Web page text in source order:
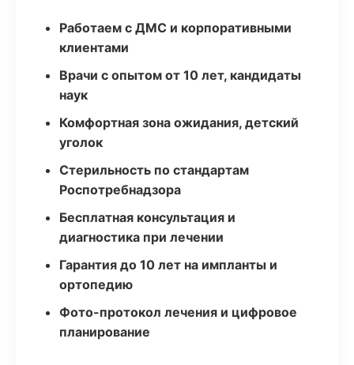
Работаем с ДМС и корпоративными
клиентами
Врачи с опытом от 10 лет, кандидаты
наук
Комфортная зона ожидания, детский
уголок
Стерильность по стандартам
Роспотребнадзора
Бесплатная консультация и
диагностика при лечении
Гарантия до 10 лет на импланты и
ортопедию
Фото-протокол лечения и цифровое
планирование